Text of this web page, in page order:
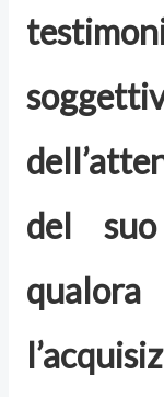
del